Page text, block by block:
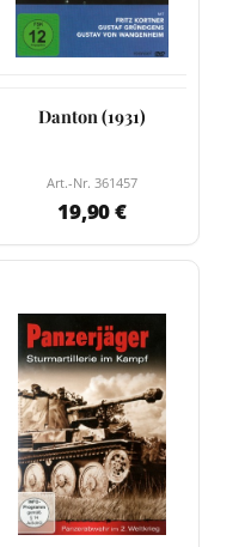
Danton (1931)
Art.-Nr. 361457
19,90 €